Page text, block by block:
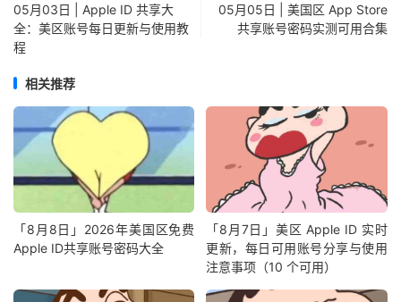
05月03日 | Apple ID 共享大
全：美区账号每日更新与使用教
程
05月05日 | 美国区 App Store
共享账号密码实测可用合集
相关推荐
「8月8日」2026年美国区免费
Apple ID共享账号密码大全
「8月7日」美区 Apple ID 实时
更新，每日可用账号分享与使用
注意事项（10 个可用）